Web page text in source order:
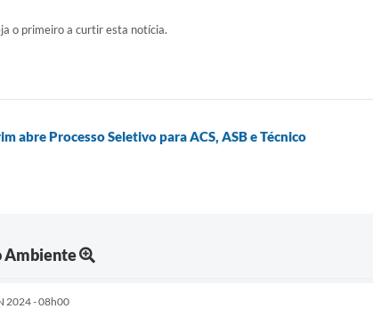
o primeiro a curtir esta notícia.
abre Processo Seletivo para ACS, ASB e Técnico
Ambiente
2024 - 08h00